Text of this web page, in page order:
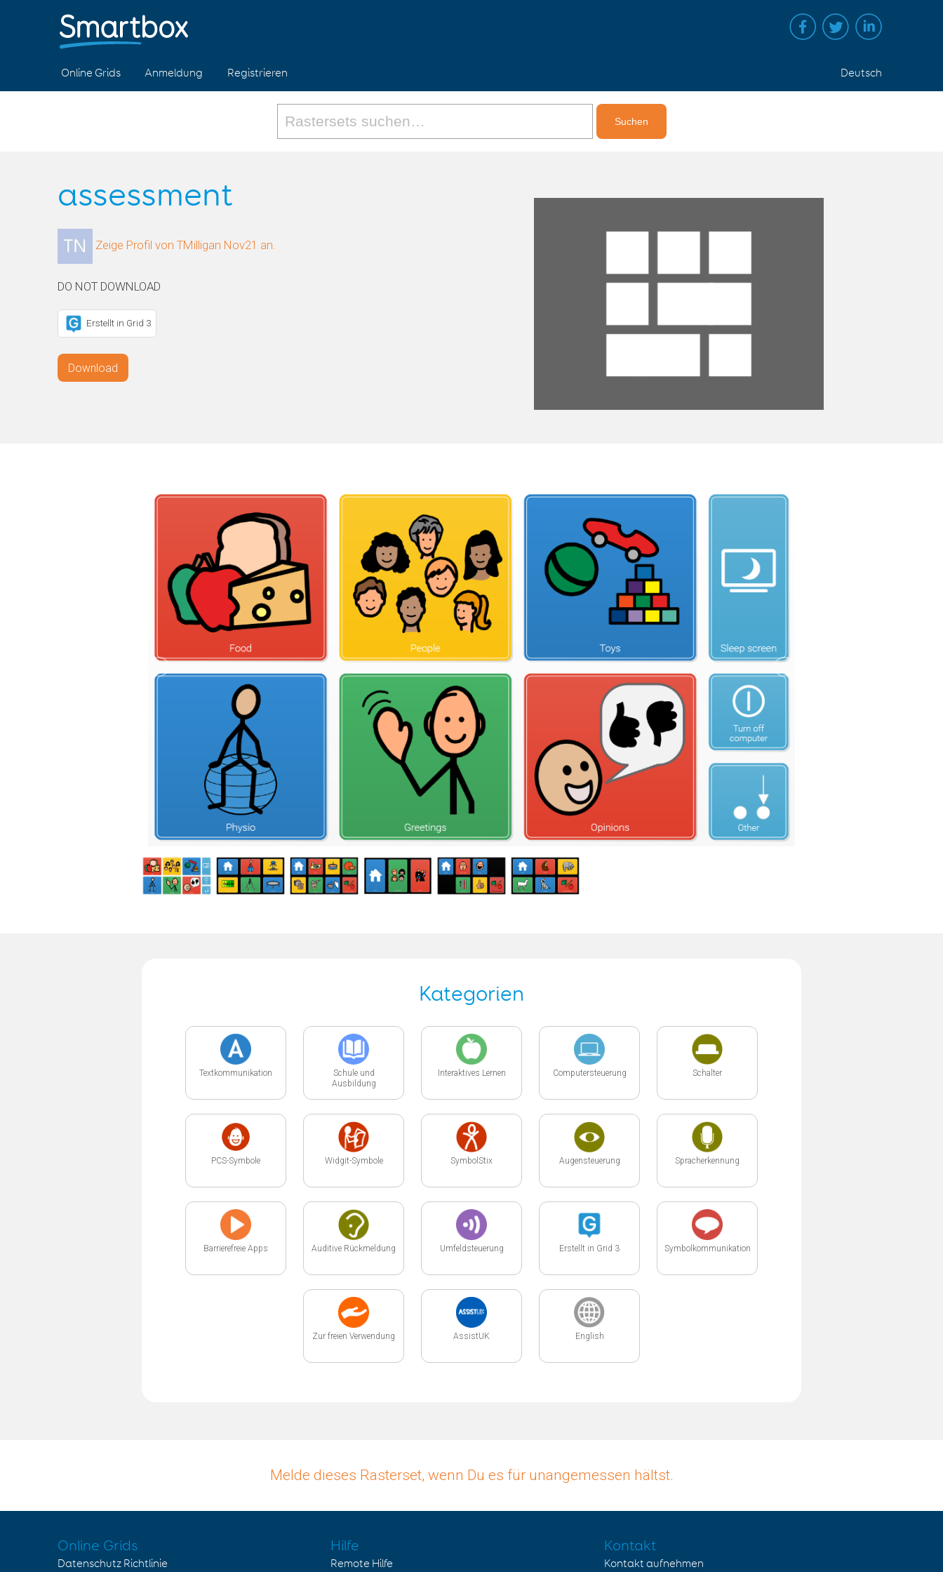
Online Grids Anmeldung Registrieren Deutsch
assessment
Zeige Profil von TMilligan Nov21 an.
DO NOT DOWNLOAD
Erstellt in Grid 3
Download
Kategorien
Textkommunikation
Schule und
Ausbildung
Interaktives Lernen Computersteuerung Schalter
PCS-Symbole Widgit-Symbole SymbolStix Augensteuerung Spracherkennung
Barrierefreie Apps Auditive Rückmeldung Umfeldsteuerung Erstellt in Grid 3 Symbolkommunikation
Zur freien Verwendung AssistUK English
Melde dieses Rasterset, wenn Du es für unangemessen hältst.
Online Grids
Datenschutz Richtlinie
Hilfe
Remote Hilfe
Kontakt
Kontakt aufnehmen